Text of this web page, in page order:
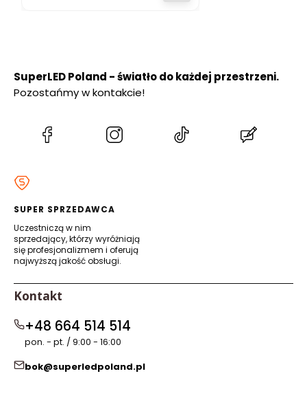
SuperLED Poland - światło do każdej przestrzeni.
Pozostańmy w kontakcie!
(Otwiera
(Otwiera
(Otwiera
SUPER SPRZEDAWCA
Uczestniczą w nim
sprzedający, którzy wyróżniają
się profesjonalizmem i oferują
najwyższą jakość obsługi.
Kontakt
+48 664 514 514
pon. - pt. / 9:00 - 16:00
bok@superledpoland.pl